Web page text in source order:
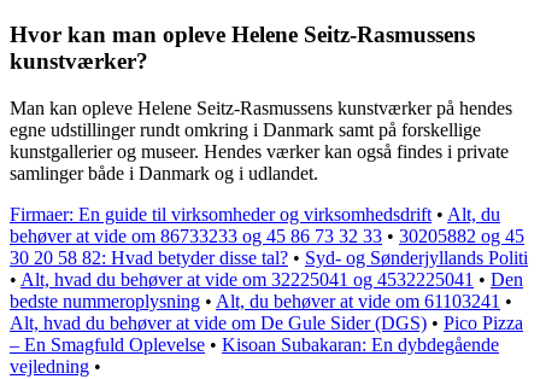
Hvor kan man opleve Helene Seitz-Rasmussens
kunstværker?
Man kan opleve Helene Seitz-Rasmussens kunstværker på hendes
egne udstillinger rundt omkring i Danmark samt på forskellige
kunstgallerier og museer. Hendes værker kan også findes i private
samlinger både i Danmark og i udlandet.
Firmaer: En guide til virksomheder og virksomhedsdrift • Alt, du
behøver at vide om 86733233 og 45 86 73 32 33 • 30205882 og 45
30 20 58 82: Hvad betyder disse tal? • Syd- og Sønderjyllands Politi
• Alt, hvad du behøver at vide om 32225041 og 4532225041 • Den
bedste nummeroplysning • Alt, du behøver at vide om 61103241 •
Alt, hvad du behøver at vide om De Gule Sider (DGS) • Pico Pizza
– En Smagfuld Oplevelse • Kisoan Subakaran: En dybdegående
vejledning •